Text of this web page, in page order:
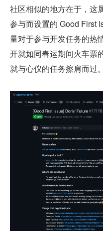
社区相似的地方在于，这
参与而设置的 Good First
量对于参与开发任务的热
开就如同春运期间火车
就与心仪的任务擦肩而过。